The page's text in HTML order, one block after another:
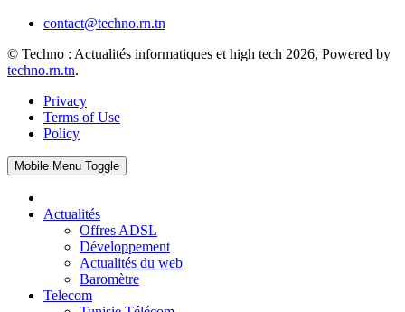
contact@techno.rn.tn
© Techno : Actualités informatiques et high tech 2026, Powered by
techno.rn.tn.
Privacy
Terms of Use
Policy
Mobile Menu Toggle
Actualités
Offres ADSL
Développement
Actualités du web
Baromètre
Telecom